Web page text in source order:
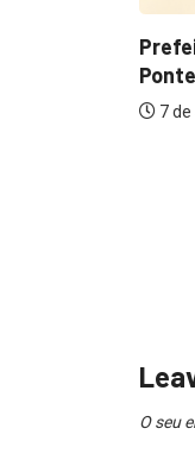
O seu